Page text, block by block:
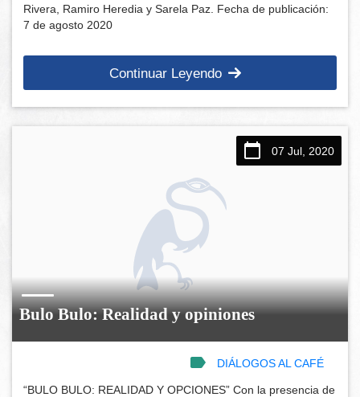
Rivera, Ramiro Heredia y Sarela Paz. Fecha de publicación:
7 de agosto 2020
Continuar Leyendo
07 Jul, 2020
Bulo Bulo: Realidad y opiniones
DIÁLOGOS AL CAFÉ
“BULO BULO: REALIDAD Y OPCIONES” Con la presencia de